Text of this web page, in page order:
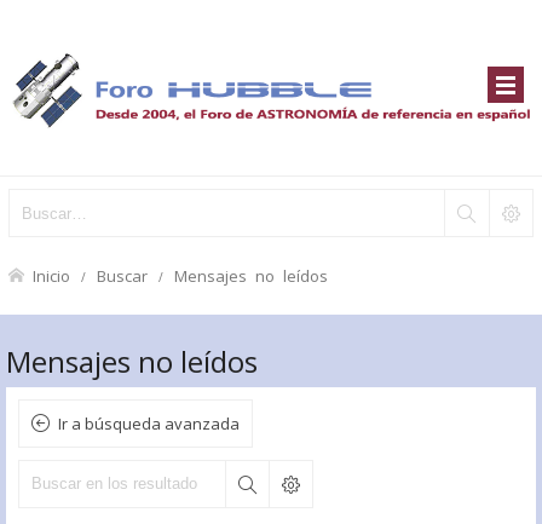
Inicio Buscar Mensajes no leídos
Mensajes no leídos
Ir a búsqueda avanzada